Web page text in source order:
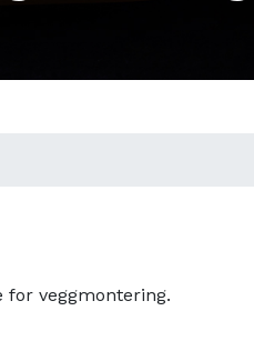
for veggmontering.